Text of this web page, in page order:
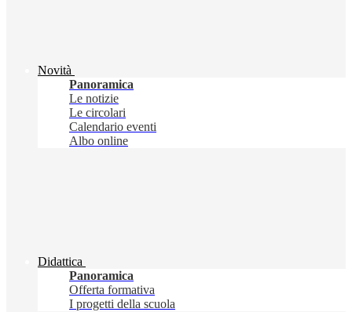
Novità
Panoramica
Le notizie
Le circolari
Calendario eventi
Albo online
Didattica
Panoramica
Offerta formativa
I progetti della scuola